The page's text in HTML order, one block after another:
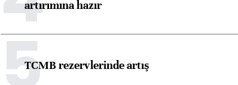
artırımına hazır
5TCMB rezervlerinde artış